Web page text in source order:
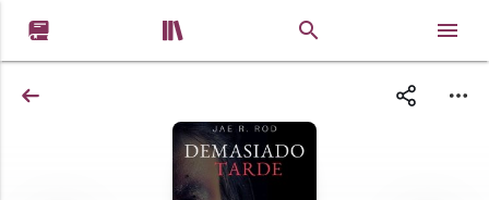
 